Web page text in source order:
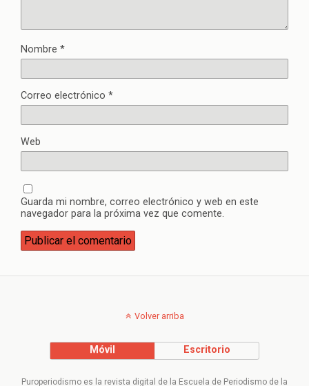
Nombre *
Correo electrónico *
Web
Guarda mi nombre, correo electrónico y web en este
navegador para la próxima vez que comente.
Volver arriba
Móvil Escritorio
Puroperiodismo es la revista digital de la Escuela de Periodismo de la